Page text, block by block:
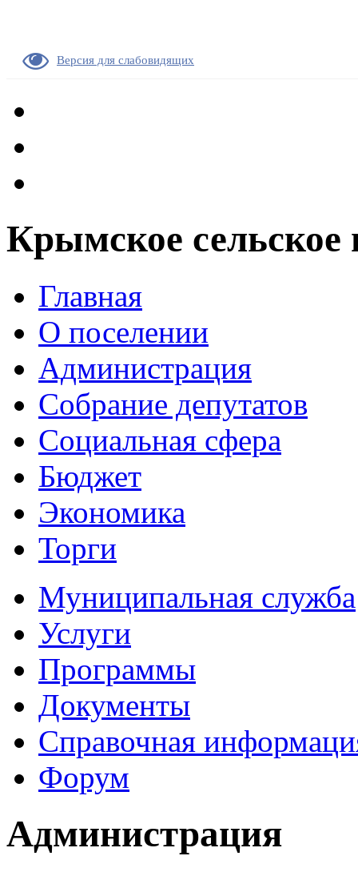
Версия для слабовидящих
Крымское сельское
Главная
О поселении
Администрация
Собрание депутатов
Социальная сфера
Бюджет
Экономика
Торги
Муниципальная служба
Услуги
Программы
Документы
Справочная
Форум
Администрация